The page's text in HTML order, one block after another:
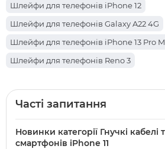
Шлейфи для телефонів iPhone 12
Шлейфи для телефонів Galaxy A22 4G
Шлейфи для телефонів iPhone 13 Pro
Шлейфи для телефонів Reno 3
Шлейфи для телефонів Galaxy A16
Шлейфи для телефонів iPhone 11 Pro
Часті запитання
Новинки категорії Гнучкі кабелі
смартфонів iPhone 11